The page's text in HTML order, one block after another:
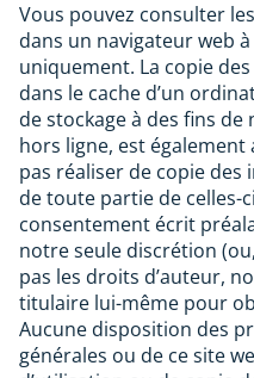
Vous pouvez consulter
dans un navigateur web
uniquement. La copie
dans le cache d’un
de stockage à des fins
hors ligne, est
pas réaliser de copie
de toute partie de celles-
consentement écrit
notre seule discrétion
pas les droits d’auteur,
titulaire lui-même pour
Aucune disposition des
générales ou de ce site